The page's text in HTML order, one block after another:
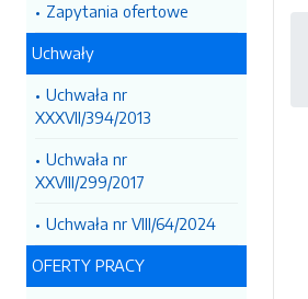
Zapytania ofertowe
Uchwały
Uchwała nr
XXXVII/394/2013
Uchwała nr
XXVIII/299/2017
Uchwała nr VIII/64/2024
OFERTY PRACY